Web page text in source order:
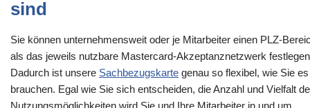
sind
Sie können unternehmensweit oder je Mitarbeiter einen PLZ-
als das jeweils nutzbare Mastercard-Akzeptanznetzwerk
Dadurch ist unsere Sachbezugskarte genau so flexibel, wie Sie es
brauchen. Egal wie Sie sich entscheiden, die Anzahl und Vielfalt